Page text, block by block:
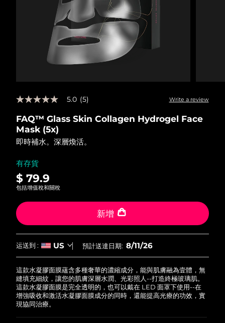
5.0
of
5
stars,
average
value.
Read
5
Reviews.
Same
link.
5.0 (5) Write a review
FAQ™ Glass Skin Collagen Hydrogel Face
Mask (5x)
即時補水。深層煥活。
有存貨
$ 79.9
包括增值稅和關稅
新增
运送到 : US 預計送達日期: 8/11/26
這款水凝膠面膜蘊含多種奢華的濃縮成分，能與肌膚融為壹體，無
縫填充細紋，讓您的肌膚深層水潤、光彩照人--打造終極玻璃肌。
這款水凝膠面膜是完全透明的，也可以戴在 LED 面罩下使用--在
增強吸收和激活水凝膠面膜成分的同時，還能提高光療的功效，實
現協同治療。
LUNA™ 4 Plus
Massage, LED heating
LUNA™ 4 mini
For young skin, T-zone
For travel or gym bag
LUNA™護膚
LUNA™ 設備
All facial cleansing devices
BEAR™ 2 go
Microcurrent toning on-the-go
面部提拉護理
Premium anti-aging skincare
All premium facelift devices
UFO™ 3 套裝
Deep facial hydration
UFO™ 3 LED
device
UFO™ 3 mini
UFO™ 3 go
Portable red light therapy
面膜
Rejuvenation & hydration
UFO™ 設備
All deep facial hydration devices
口腔護理
issa™ 4
Hybrid silicone sonic toothbrush
issa™ 4 plus
Smart hybrid silicone sonic toothbrush
issa™ 4 smile
Hybrid silicone sonic toothbrush
issa™ 4 baby
issa™ Teeth Whitening Set
Dual LED + sonic device & 18% PAP gel
ISSA™ 設備
All silicone sonic toothbrushes
FAQ™ 抗老護理
抗老
FAQ™ 101
Clinical anti-aging
Advanced clinical anti-aging
FAQ™ 103
Luxurious clinical anti-aging set
FAQ™ P1 Primer
Manuka honey primer
FAQ™ 201
LED mask
LED mask
FAQ™ 211
Anti-aging neck & décolleté LED mask
FAQ™ 221
Anti-aging LED hand mask
生髮
FAQ™ 301
FAQ™ Scalp Serum
Scalp recovery probiotic serum
FAQ™護膚品
All FAQ™ skincare
FAQ™ 501
FAQ™ 502
Full-Spectrum Red Light Therapy
FAQ™ Red Light Serum
保健品
NEW
專業治療
波士尼亞與赫塞哥維納 預計送達日期
預計送達日期
智利 預計送達日期8/14/26
中國 預計送達日期 8/10/26
哥倫比亞
克羅埃西亞
捷克 8/10/26
丹麥 預計送達日期
愛沙尼亞
芬蘭 預計送達日期8/10/26